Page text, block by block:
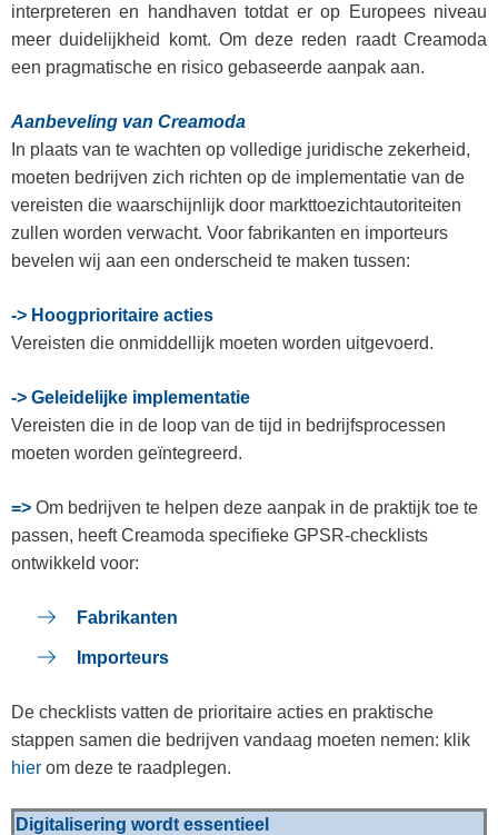
interpreteren en handhaven totdat er op Europees niveau
meer duidelijkheid komt. Om deze reden raadt Creamoda
een pragmatische en risico gebaseerde aanpak aan.
Aanbeveling van Creamoda
In plaats van te wachten op volledige juridische zekerheid,
moeten bedrijven zich richten op de implementatie van de
vereisten die waarschijnlijk door markttoezichtautoriteiten
zullen worden verwacht. Voor fabrikanten en importeurs
bevelen wij aan een onderscheid te maken tussen:
-> Hoogprioritaire acties
Vereisten die onmiddellijk moeten worden uitgevoerd.
-> Geleidelijke implementatie
Vereisten die in de loop van de tijd in bedrijfsprocessen
moeten worden geïntegreerd.
=> Om bedrijven te helpen deze aanpak in de praktijk toe te
passen, heeft Creamoda specifieke GPSR-checklists
ontwikkeld voor:
Fabrikanten
Importeurs
De checklists vatten de prioritaire acties en praktische
stappen samen die bedrijven vandaag moeten nemen: klik
hier om deze te raadplegen.
Digitalisering wordt essentieel